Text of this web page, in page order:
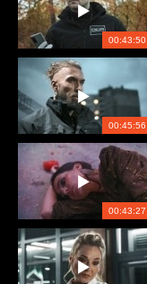
00:43:50
00:45:56
00:43:27